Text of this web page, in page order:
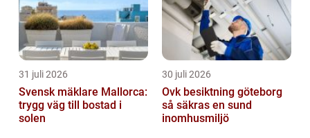
31 juli 2026
Svensk mäklare Mallorca:
trygg väg till bostad i
solen
30 juli 2026
Ovk besiktning göteborg
så säkras en sund
inomhusmiljö